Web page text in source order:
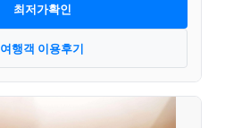
최저가확인
여행객 이용후기